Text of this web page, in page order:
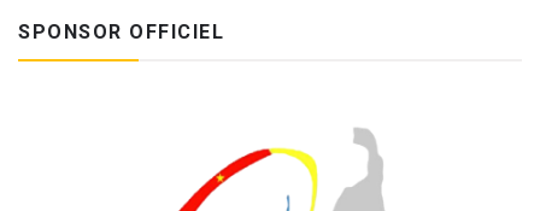
SPONSOR OFFICIEL